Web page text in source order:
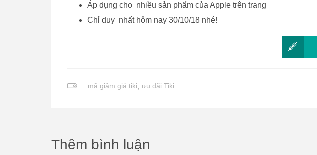
Áp dụng cho nhiều sản phẩm của Apple trên trang
Chỉ duy nhất hôm nay 30/10/18 nhé!
mã giảm giá tiki, ưu đãi Tiki
Thêm bình luận